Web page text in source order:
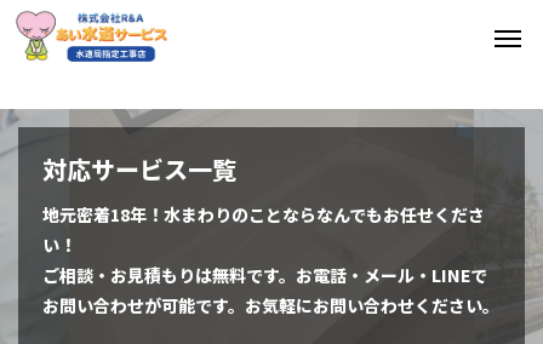
対応サービス一覧
地元密着18年！水まわりのことならなんでもお任せくださ
い！
ご相談・お見積もりは無料です。お電話・メール・LINEで
お問い合わせが可能です。お気軽にお問い合わせください。